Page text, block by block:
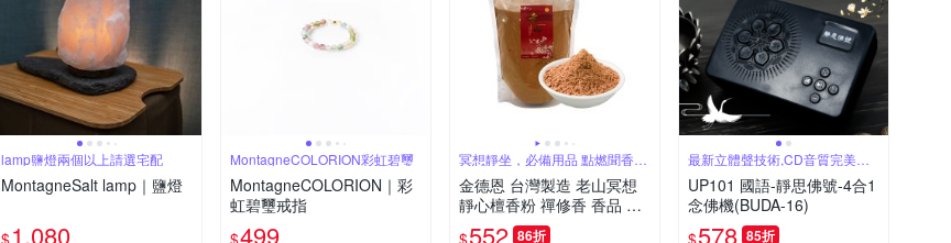
lamp鹽燈兩個以上請選宅配
MontagneSalt lamp｜鹽燈
1,080
MontagneCOLORION彩虹碧璽
MontagneCOLORION｜彩
虹碧璽戒指
499
冥想靜坐，必備用品 點燃聞香，
氣味遠飄
金德恩 台灣製造 老山冥想
靜心檀香粉 禪修香 香品 點
好香 燒好香 供香 靜坐香 老
552 86折
最新立體聲技術,CD音質完美呈
現
UP101 國語-靜思佛號-4合1
念佛機(BUDA-16)
578 85折